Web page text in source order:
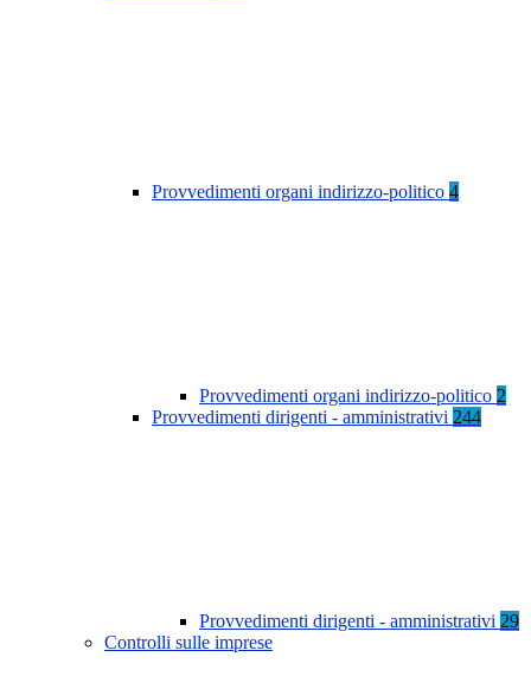
Provvedimenti organi indirizzo-politico 4
Provvedimenti organi indirizzo-politico 2
Provvedimenti dirigenti - amministrativi 244
Provvedimenti dirigenti - amministrativi 29
Controlli sulle imprese